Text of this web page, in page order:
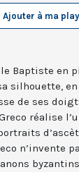
Ajouter à ma
Baptiste en
silhouette,
de ses
réalise
n’invente